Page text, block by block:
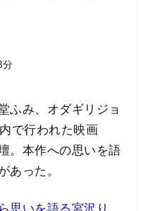
分
ふみ、オダギリジョ
で行われた映画
。本作への思いを語
あった。
思いを語る宮沢り